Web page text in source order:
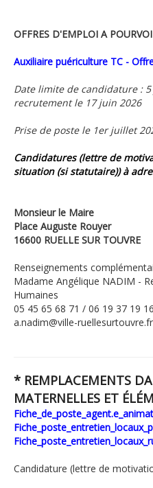
OFFRES D'EMPLOI A
Auxiliaire puériculture TC -
Date limite de candidature :
recrutement le 17 juin 2026
Prise de poste le 1er juillet
Candidatures (lettre de
situation (si statutaire)) à
Monsieur le Maire
Place Auguste Rouyer
16600 RUELLE SUR TOUVRE
Renseignements
Madame Angélique NADIM -
Humaines
05 45 65 68 71 / 06 19 37 19 16
a.nadim@ville-ruellesurtouvre.fr
* REMPLACEMENTS
MATERNELLES ET
Candidature (lettre de